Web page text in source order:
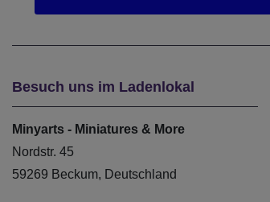
Besuch uns im Ladenlokal
Minyarts - Miniatures & More
Nordstr. 45
59269 Beckum, Deutschland